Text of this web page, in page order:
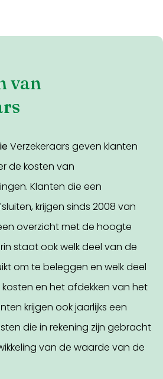
van
Verzekeraars geven klanten
de kosten van
Klanten die een
krijgen sinds 2008 van
overzicht met de hoogte
staat ook welk deel van de
om te beleggen en welk deel
en het afdekken van het
krijgen ook jaarlijks een
die in rekening zijn gebracht
van de waarde van de